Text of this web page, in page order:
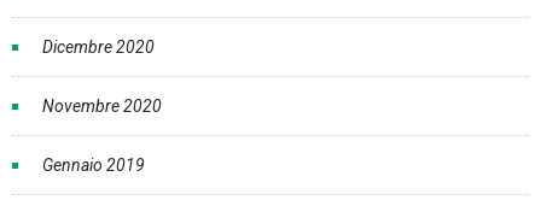
Dicembre 2020
Novembre 2020
Gennaio 2019